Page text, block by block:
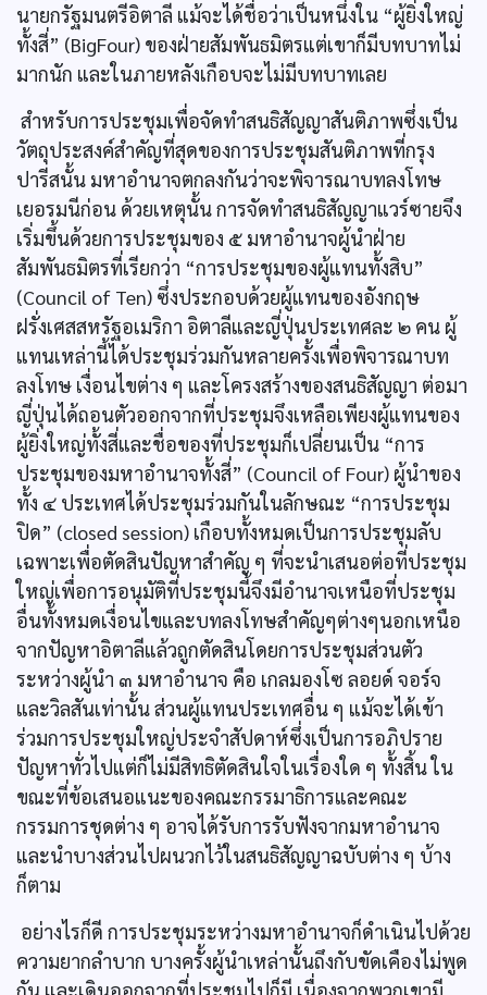
นายกรัฐมนตรีอิตาลี แม้จะได้ชื่อว่าเป็นหนึ่งใน “ผู้ยิ่งใหญ่
ทั้งสี่” (BigFour) ของฝ่ายสัมพันธมิตรแต่เขาก็มีบทบาทไม่
มากนัก และในภายหลังเกือบจะไม่มีบทบาทเลย
สำหรับการประชุมเพื่อจัดทำสนธิสัญญาสันติภาพซึ่งเป็น
วัตถุประสงค์สำคัญที่สุดของการประชุมสันติภาพที่กรุง
ปารีสนั้น มหาอำนาจตกลงกันว่าจะพิจารณาบทลงโทษ
เยอรมนีก่อน ด้วยเหตุนั้น การจัดทำสนธิสัญญาแวร์ซายจึง
เริ่มขึ้นด้วยการประชุมของ ๕ มหาอำนาจผู้นำฝ่าย
สัมพันธมิตรที่เรียกว่า “การประชุมของผู้แทนทั้งสิบ”
(Council of Ten) ซึ่งประกอบด้วยผู้แทนของอังกฤษ
ฝรั่งเศสสหรัฐอเมริกา อิตาลีและญี่ปุ่นประเทศละ ๒ คน ผู้
แทนเหล่านี้ได้ประชุมร่วมกันหลายครั้งเพื่อพิจารณาบท
ลงโทษ เงื่อนไขต่าง ๆ และโครงสร้างของสนธิสัญญา ต่อมา
ญี่ปุ่นได้ถอนตัวออกจากที่ประชุมจึงเหลือเพียงผู้แทนของ
ผู้ยิ่งใหญ่ทั้งสี่และชื่อของที่ประชุมก็เปลี่ยนเป็น “การ
ประชุมของมหาอำนาจทั้งสี่” (Council of Four) ผู้นำของ
ทั้ง ๔ ประเทศได้ประชุมร่วมกันในลักษณะ “การประชุม
ปิด” (closed session) เกือบทั้งหมดเป็นการประชุมลับ
เฉพาะเพื่อตัดสินปัญหาสำคัญ ๆ ที่จะนำเสนอต่อที่ประชุม
ใหญ่เพื่อการอนุมัติที่ประชุมนี้จึงมีอำนาจเหนือที่ประชุม
อื่นทั้งหมดเงื่อนไขและบทลงโทษสำคัญๆต่างๆนอกเหนือ
จากปัญหาอิตาลีแล้วถูกตัดสินโดยการประชุมส่วนตัว
ระหว่างผู้นำ ๓ มหาอำนาจ คือ เกลมองโซ ลอยด์ จอร์จ
และวิลสันเท่านั้น ส่วนผู้แทนประเทศอื่น ๆ แม้จะได้เข้า
ร่วมการประชุมใหญ่ประจำสัปดาห์ซึ่งเป็นการอภิปราย
ปัญหาทั่วไปแต่ก็ไม่มีสิทธิตัดสินใจในเรื่องใด ๆ ทั้งสิ้น ใน
ขณะที่ข้อเสนอแนะของคณะกรรมาธิการและคณะ
กรรมการชุดต่าง ๆ อาจได้รับการรับฟังจากมหาอำนาจ
และนำบางส่วนไปผนวกไว้ในสนธิสัญญาฉบับต่าง ๆ บ้าง
ก็ตาม
อย่างไรก็ดี การประชุมระหว่างมหาอำนาจก็ดำเนินไปด้วย
ความยากลำบาก บางครั้งผู้นำเหล่านั้นถึงกับขัดเคืองไม่พูด